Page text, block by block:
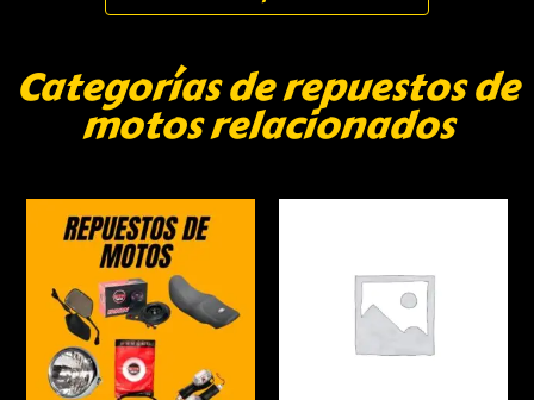
Categorías de repuestos de
motos relacionados